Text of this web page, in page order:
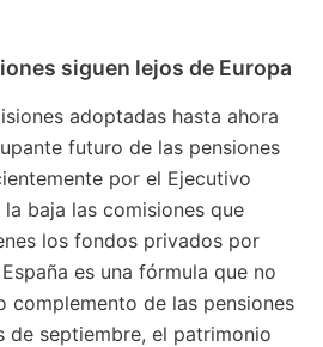
siguen lejos de Europa
adoptadas hasta ahora
futuro de las pensiones
por el Ejecutivo
baja las comisiones que
los fondos privados por
es una fórmula que no
complemento de las pensiones
de septiembre, el patrimonio